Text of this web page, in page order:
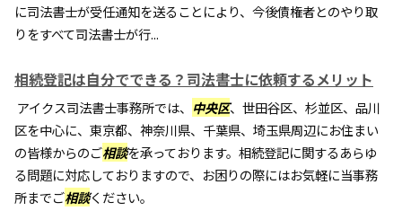
に司法書士が受任通知を送ることにより、今後債権者とのやり取
りをすべて司法書士が行...
相続登記は自分でできる？司法書士に依頼するメリット
アイクス司法書士事務所では、 中央区、世田谷区、杉並区、品川
区を中心に、東京都、神奈川県、千葉県、埼玉県周辺にお住まい
の皆様からのご相談を承っております。相続登記に関するあらゆ
る問題に対応しておりますので、お困りの際にはお気軽に当事務
所までご相談ください。